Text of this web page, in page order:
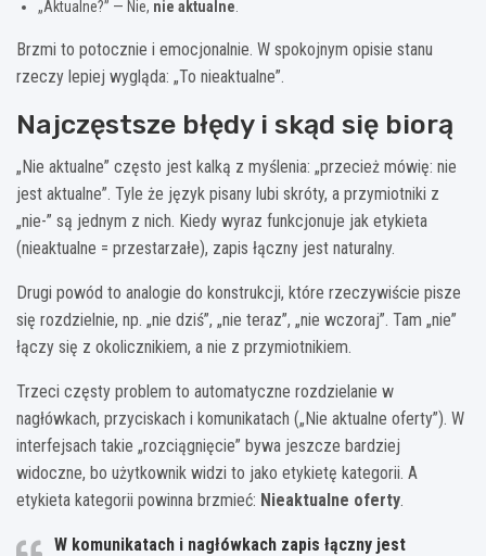
„Aktualne?” — Nie, nie aktualne
Brzmi to potocznie i emocjonalnie. W spokojnym opisie stanu
rzeczy lepiej wygląda: „To nieaktualne”.
Najczęstsze błędy i skąd się biorą
„Nie aktualne” często jest kalką z myślenia: „przecież mówię: nie
jest aktualne”. Tyle że język pisany lubi skróty, a przymiotniki z
„nie-” są jednym z nich. Kiedy wyraz funkcjonuje jak etykieta
(nieaktualne = przestarzałe), zapis łączny jest naturalny.
Drugi powód to analogie do konstrukcji, które rzeczywiście pisze
się rozdzielnie, np. „nie dziś”, „nie teraz”, „nie wczoraj”. Tam „nie”
łączy się z okolicznikiem, a nie z przymiotnikiem.
Trzeci częsty problem to automatyczne rozdzielanie w
nagłówkach, przyciskach i komunikatach („Nie aktualne oferty”). W
interfejsach takie „rozciągnięcie” bywa jeszcze bardziej
widoczne, bo użytkownik widzi to jako etykietę kategorii. A
etykieta kategorii powinna brzmieć: Nieaktualne oferty.
W komunikatach i nagłówkach zapis łączny jest